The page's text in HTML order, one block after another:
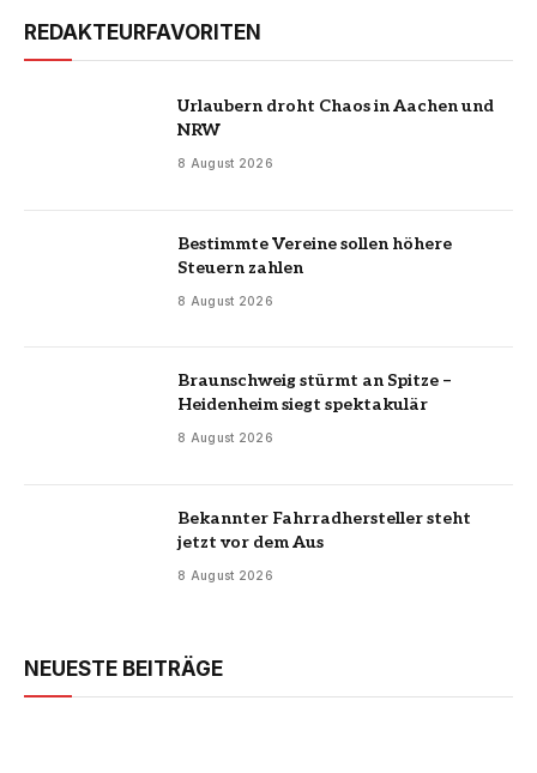
REDAKTEURFAVORITEN
Urlaubern droht Chaos in Aachen und
NRW
8 August 2026
Bestimmte Vereine sollen höhere
Steuern zahlen
8 August 2026
Braunschweig stürmt an Spitze –
Heidenheim siegt spektakulär
8 August 2026
Bekannter Fahrradhersteller steht
jetzt vor dem Aus
8 August 2026
NEUESTE BEITRÄGE